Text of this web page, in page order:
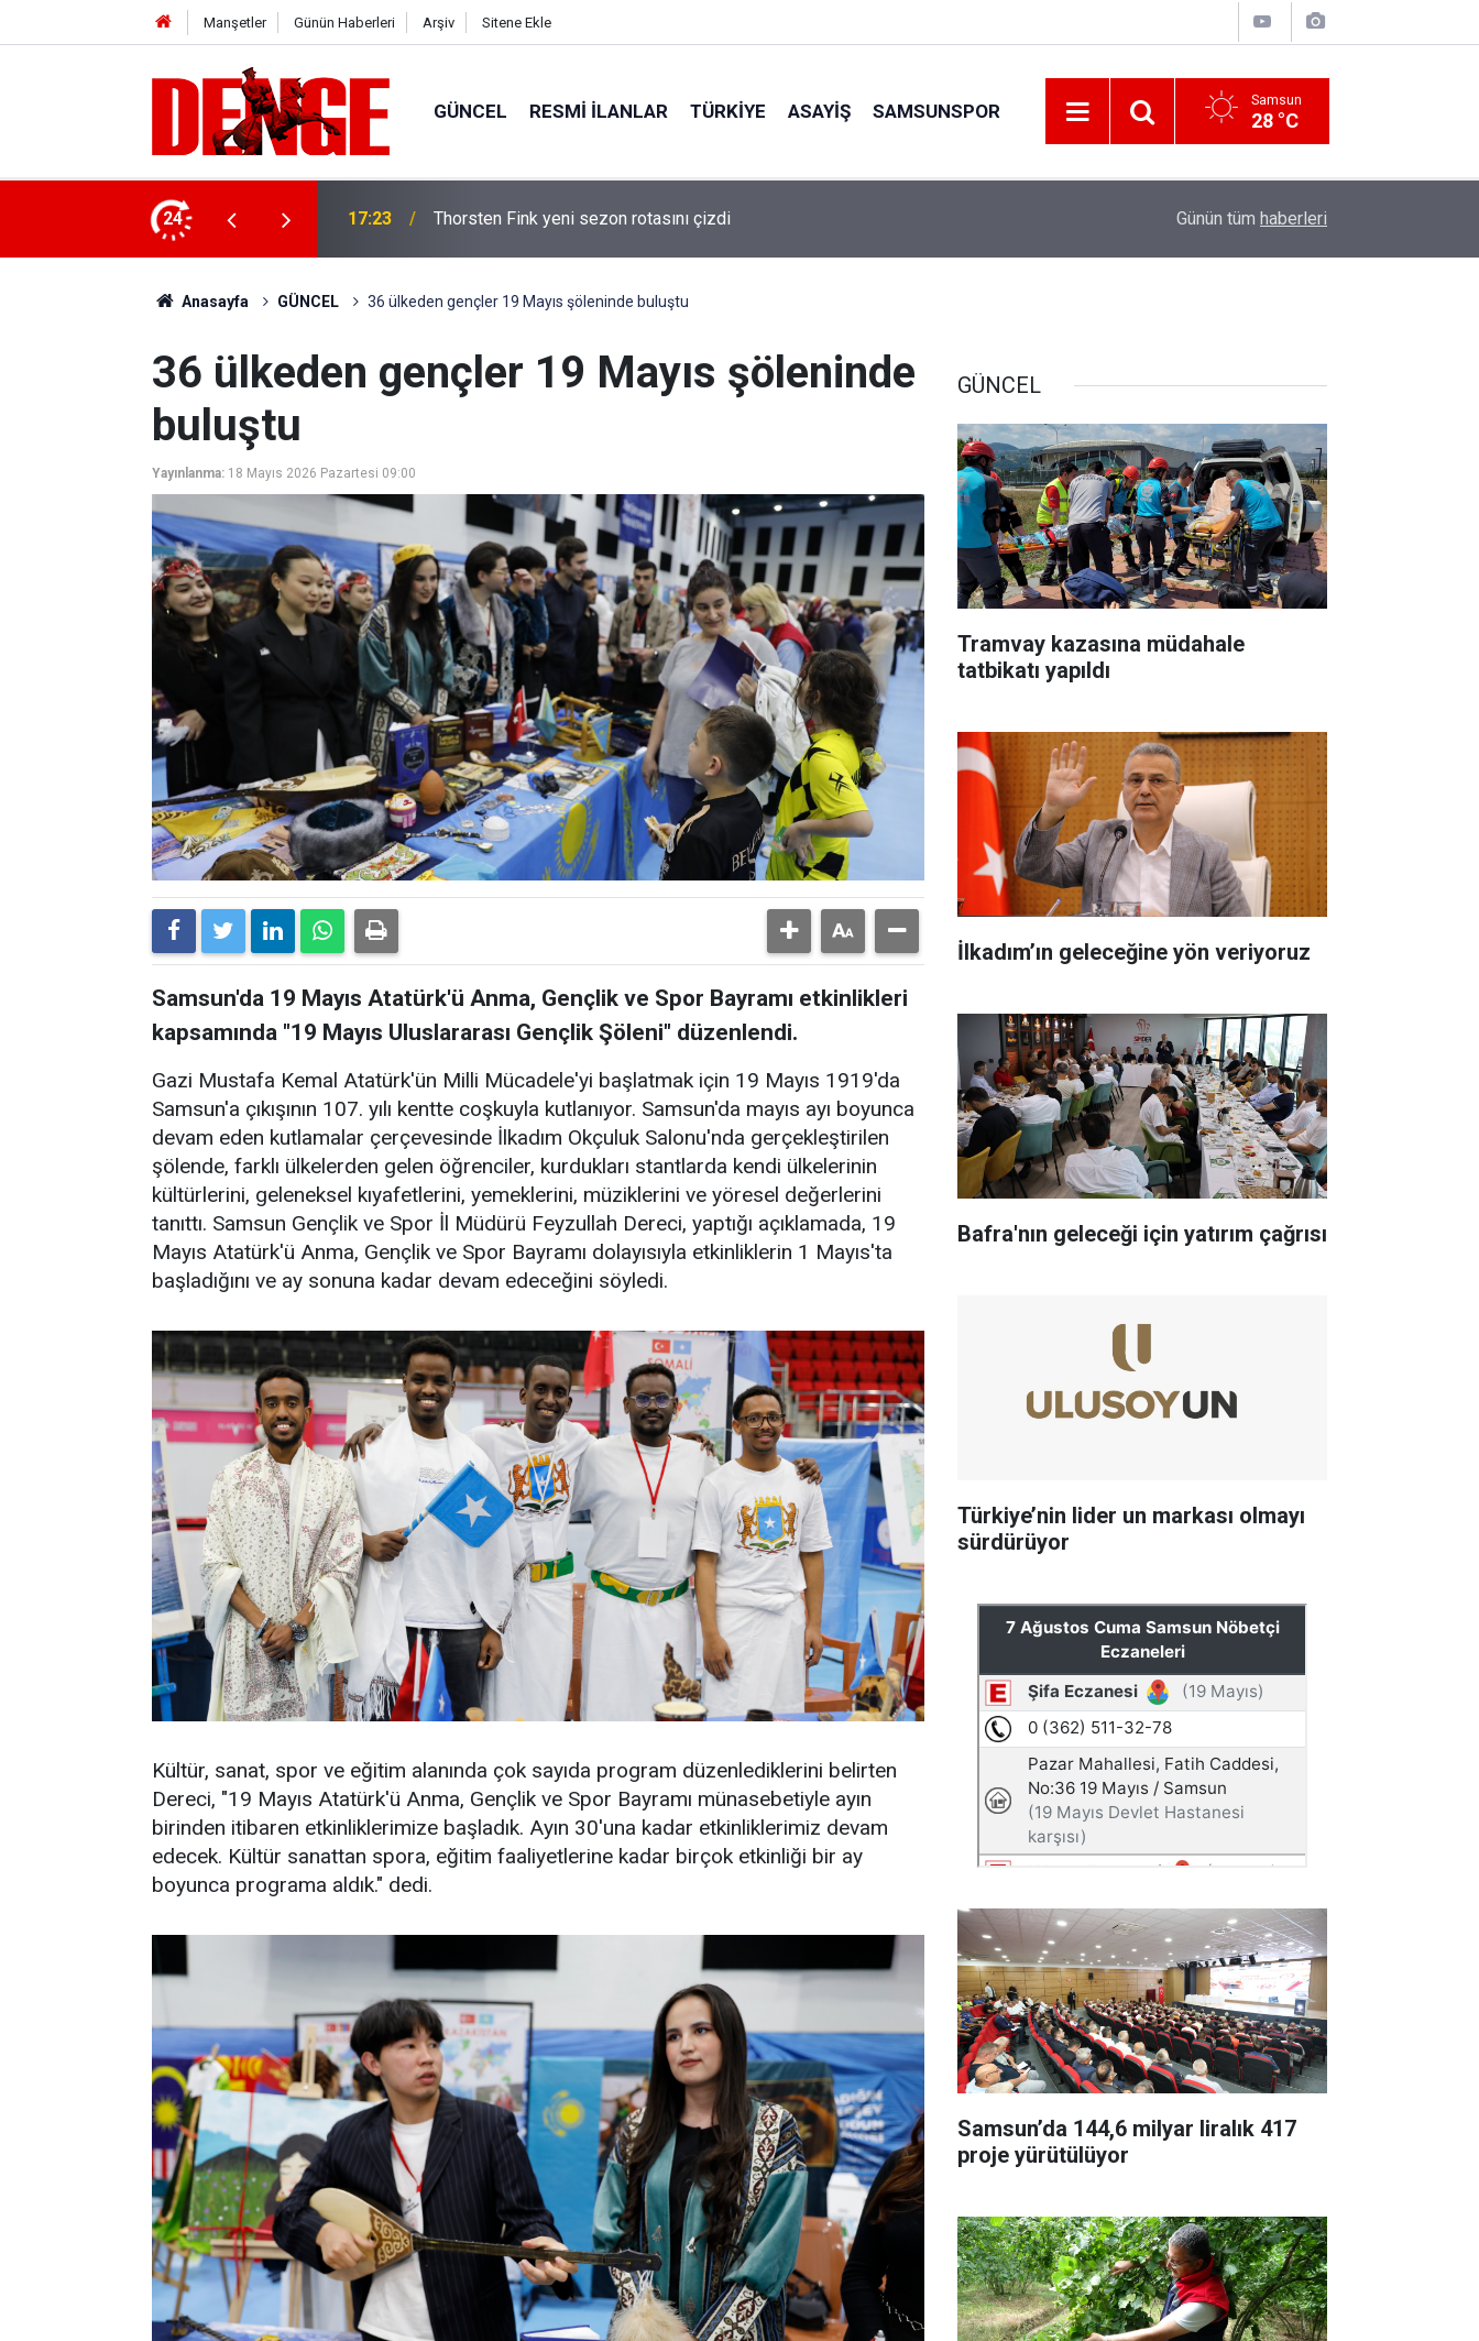
Manşetler Günün Haberleri Arşiv Sitene Ekle
GÜNCEL RESMI İLANLAR TÜRKİYE ASAYİŞ SAMSUNSPOR Samsun
28 °C
24 17:23 Thorsten Fink yeni sezon rotasını çizdi Vatandaşlar evlerinden danışmanlık hizmeti
Günün tüm haberleri
Anasayfa GÜNCEL 36 ülkeden gençler 19 Mayıs şöleninde buluştu
36 ülkeden gençler 19 Mayıs şöleninde
buluştu
Yayınlanma: 18 Mayıs 2026 Pazartesi 09:00
Samsun'da 19 Mayıs Atatürk'ü Anma, Gençlik ve Spor Bayramı etkinlikleri
kapsamında "19 Mayıs Uluslararası Gençlik Şöleni" düzenlendi.
Gazi Mustafa Kemal Atatürk'ün Milli Mücadele'yi başlatmak için 19 Mayıs 1919'da
Samsun'a çıkışının 107. yılı kentte coşkuyla kutlanıyor. Samsun'da mayıs ayı boyunca
devam eden kutlamalar çerçevesinde İlkadım Okçuluk Salonu'nda gerçekleştirilen
şölende, farklı ülkelerden gelen öğrenciler, kurdukları stantlarda kendi ülkelerinin
kültürlerini, geleneksel kıyafetlerini, yemeklerini, müziklerini ve yöresel değerlerini
tanıttı. Samsun Gençlik ve Spor İl Müdürü Feyzullah Dereci, yaptığı açıklamada, 19
Mayıs Atatürk'ü Anma, Gençlik ve Spor Bayramı dolayısıyla etkinliklerin 1 Mayıs'ta
başladığını ve ay sonuna kadar devam edeceğini söyledi.
Kültür, sanat, spor ve eğitim alanında çok sayıda program düzenlediklerini belirten
Dereci, "19 Mayıs Atatürk'ü Anma, Gençlik ve Spor Bayramı münasebetiyle ayın
birinden itibaren etkinliklerimize başladık. Ayın 30'una kadar etkinliklerimiz devam
edecek. Kültür sanattan spora, eğitim faaliyetlerine kadar birçok etkinliği bir ay
boyunca programa aldık." dedi.
GÜNCEL
Tramvay kazasına müdahale
tatbikatı yapıldı
İlkadım’ın geleceğine yön veriyoruz
Bafra'nın geleceği için yatırım çağrısı
Türkiye’nin lider un markası olmayı
sürdürüyor
Samsun’da 144,6 milyar liralık 417
proje yürütülüyor